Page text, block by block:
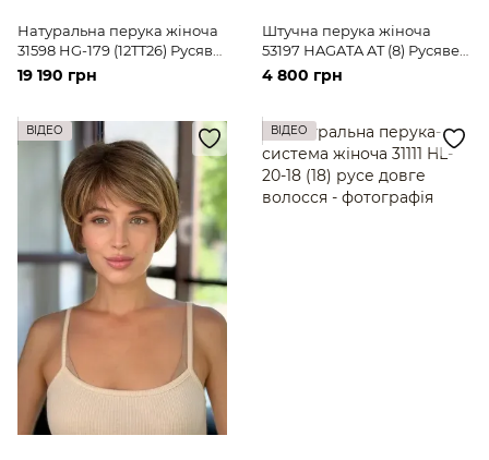
Натуральна перука жіноча
31598 HG-179 (12TT26) Русяве
коротке волосся
19 190 грн
Штучна перука жіноча
53197 НAGATA AT (8) Русяве
коротке волосся
4 800 грн
ВІДЕО ВІДЕО